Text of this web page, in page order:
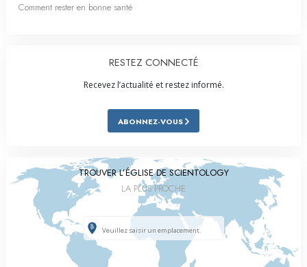
Comment rester en bonne santé
RESTEZ CONNECTÉ
Recevez l’actualité et restez informé.
ABONNEZ-VOUS
TROUVER L’ÉGLISE DE SCIENTOLOGY
LA PLUS PROCHE